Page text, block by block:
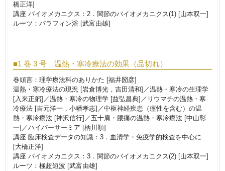
橋正洋]
講座 バイオメカニクス：2．関節のバイオメカニクス(1) [山本双一]
ルーツ：パラフィン浴 [武富由雄]
■1 巻 3 号 温熱・寒冷療法の効果（品切れ）
巻頭言：理学療法科のありかた [福井圀彦]
温熱・寒冷療法の現況 [岩倉博光，吉田清和]／温熱・寒冷の生理学
[入来正躬]／温熱・寒冷の物理学 [益弘昌典]／リウマチの温熱・寒
冷療法 [吉元洋一，小幡孝志]／中枢神経疾患（痙性を含む）の温
熱・寒冷療法 [神沢信行]／五十肩・腰痛の温熱・寒冷療法 [中山彰
一]／ハイパーサーミア [柄川順]
講座 臨床検査データの知識：3．血清学・免疫学的検査を中心に
[大橋正洋]
講座 バイオメカニクス：3．関節のバイオメカニクス(2) [山本双一]
ルーツ：極超短波 [武富由雄]